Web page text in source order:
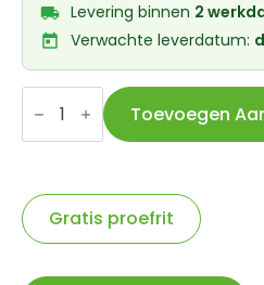
Levering binnen 2
Verwachte leverdatum:
Bofix
doos
inbusbout
M5x40
stuks)
aantal
Toevoegen
Gratis proefrit